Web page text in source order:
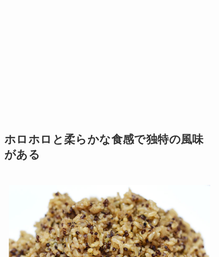
ホロホロと柔らかな食感で独特の風味
がある